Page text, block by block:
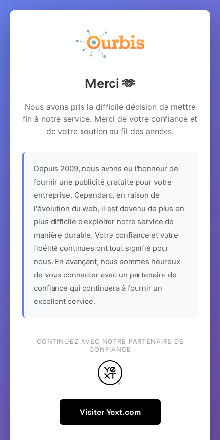
Merci 🫶
Nous avons pris la difficile décision de mettre
fin à notre service. Merci de votre confiance et
de votre soutien au fil des années.
Depuis 2009, nous avons eu l'honneur de
fournir une publicité gratuite pour votre
entreprise. Cependant, en raison de
l'évolution du web, il est devenu de plus en
plus difficile d'exploiter notre service de
manière durable. Votre confiance et votre
fidélité continues ont tout signifié pour
nous. En avançant, nous sommes heureux
de vous connecter avec un partenaire de
confiance qui continuera à fournir un
excellent service.
CONTINUEZ AVEC NOTRE PARTENAIRE DE
CONFIANCE
Visiter Yext.com